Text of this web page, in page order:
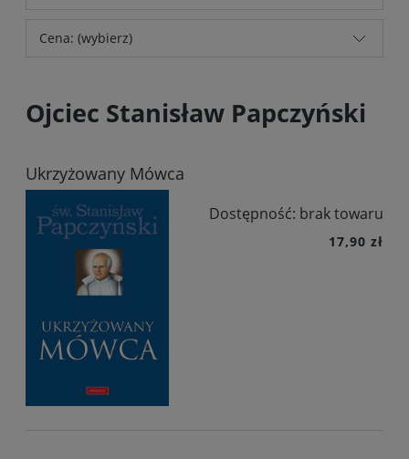
Cena: (wybierz)
Ojciec Stanisław Papczyński
Ukrzyżowany Mówca
Dostępność: brak towaru
17,90 zł